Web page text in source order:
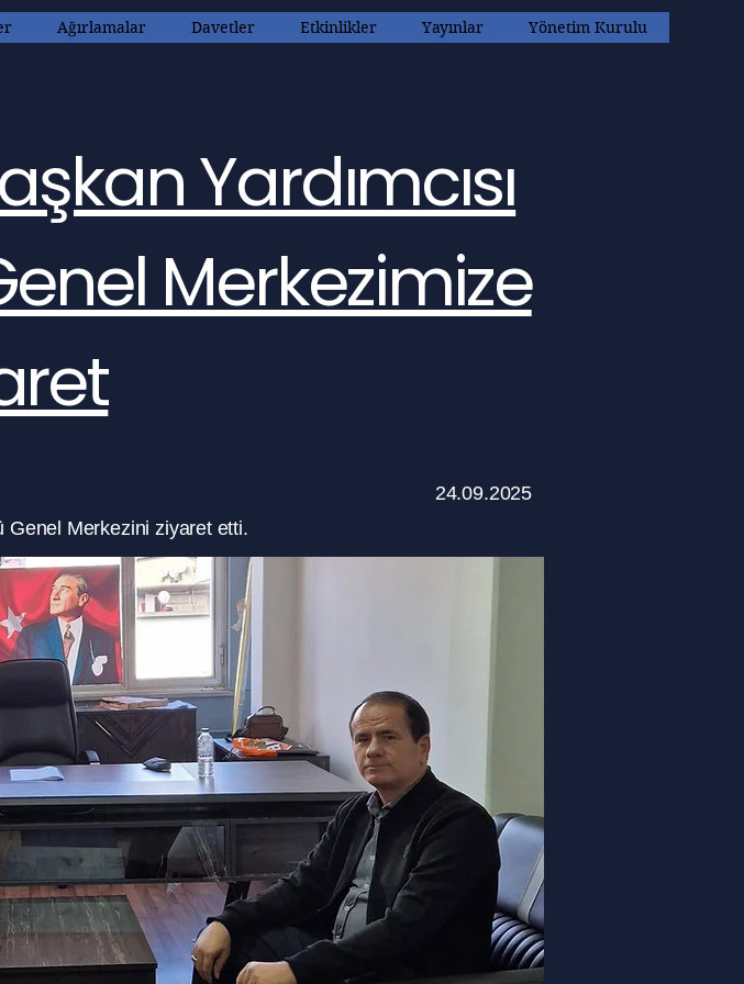
Ağırlamalar Davetler Etkinlikler Yayınlar Yönetim Kurulu
Yardımcısı
Merkezimize
24.09.2025
Genel Merkezini ziyaret etti.